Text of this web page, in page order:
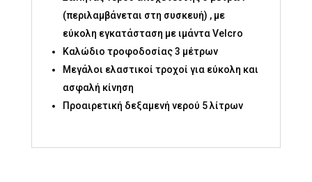
(περιλαμβάνεται στη συσκευή) , με
εύκολη εγκατάσταση με ιμάντα Velcro
Καλώδιο τροφοδοσίας 3 μέτρων
Μεγάλοι ελαστικοί τροχοί για εύκολη και
ασφαλή κίνηση
Προαιρετική δεξαμενή νερού 5 λίτρων